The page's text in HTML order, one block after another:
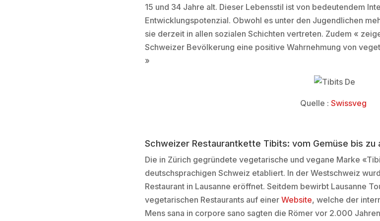
15 und 34 Jahre alt. Dieser Lebensstil ist von bedeutendem
Entwicklungspotenzial. Obwohl es unter den Jugendlichen
sie derzeit in allen sozialen Schichten vertreten. Zudem «
Schweizer Bevölkerung eine positive Wahrnehmung von
»
Quelle : Swissveg
Schweizer Restaurantkette Tibits: vom Gemüse bis zu
Die in Zürich gegründete vegetarische und vegane Marke
deutschsprachigen Schweiz etabliert. In der Westschweiz
Restaurant in Lausanne eröffnet. Seitdem bewirbt Lausanne
vegetarischen Restaurants auf einer Website, welche der
Mens sana in corpore sano sagten die Römer vor 2.000